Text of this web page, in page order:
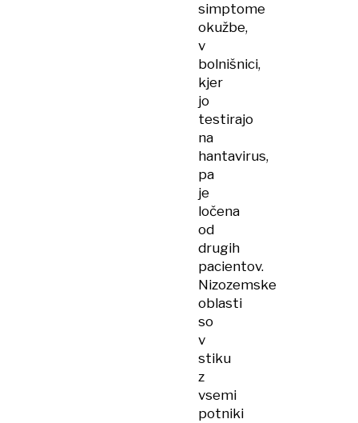
simptome
okužbe,
v
bolnišnici,
kjer
jo
testirajo
na
hantavirus,
pa
je
ločena
od
drugih
pacientov.
Nizozemske
oblasti
so
v
stiku
z
vsemi
potniki